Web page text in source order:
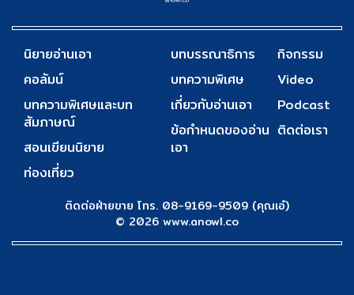
นิยายอ่านเอา
คอลัมน์
บทความพิเศษและบท
สัมภาษณ์
สอนเขียนนิยาย
ท่องเที่ยว
บทบรรณาธิการ
บทความพิเศษ
เกี่ยวกับอ่านเอา
ข้อกำหนดของอ่าน
เอา
กิจกรรม
Video
Podcast
ติดต่อเรา
ติดต่อฝ่ายขาย โทร. 08-9169-9509 (คุณเอ๋)
© 2026 www.anowl.co